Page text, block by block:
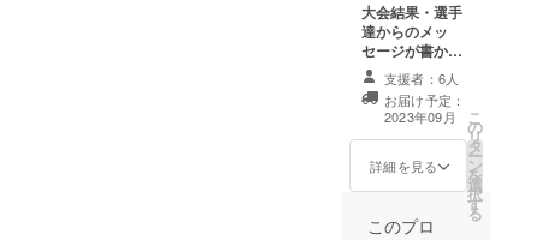
大会結果・選手
達からのメッ
セージが書かれ
た色紙・大会の
スライドフォト
をお送りさせて
頂きます。
支援者：6人
お届け予定：
2023年09月
詳細を見る
こ
の
リ
タ
ー
ン
を
選
択
す
る
このプロ